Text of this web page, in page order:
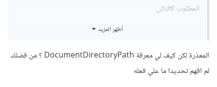
المطلوب كالتالي
DocumentDirectoryP
أظهر المزيد
المعذرة لكن كيف لي معرفة DocumentDirectoryPath ؟ من فضلك
لم افهم تحديدا ما علي فعله